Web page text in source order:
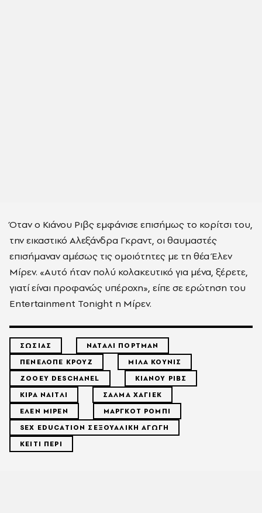
Όταν ο Κιάνου Ριβς εμφάνισε επισήμως το κορίτσι του,
την εικαστικό Αλεξάνδρα Γκραντ, οι θαυμαστές
επισήμαναν αμέσως τις ομοιότητες με τη θέα Έλεν
Μίρεν. «Αυτό ήταν πολύ κολακευτικό για μένα, ξέρετε,
γιατί είναι προφανώς υπέροχη», είπε σε ερώτηση του
Entertainment Tonight η Μίρεν.
ΣΩΣΙΑΣ
ΝΑΤΑΛΙ ΠΟΡΤΜΑΝ
ΠΕΝΕΛΟΠΕ ΚΡΟΥΖ
ΜΙΛΑ ΚΟΥΝΙΣ
ZOOEY DESCHANEL
ΚΙΑΝΟΥ ΡΙΒΣ
ΚΙΡΑ ΝΑΙΤΛΙ
ΣΑΛΜΑ ΧΑΓΙΕΚ
ΕΛΕΝ ΜΙΡΕΝ
ΜΑΡΓΚΟΤ ΡΟΜΠΙ
SEX EDUCATION ΣΕΞΟΥΑΛΙΚΗ ΑΓΩΓΗ
ΚΕΙΤΙ ΠΕΡΙ